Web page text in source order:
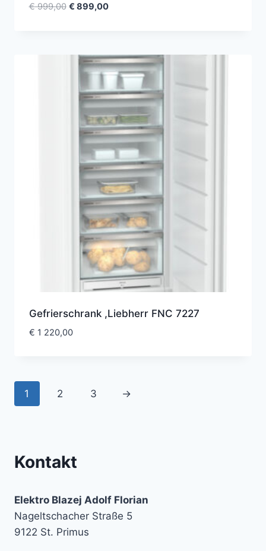
€999,00 Ursprünglicher
€ 899,00Aktueller
Gefrierschrank ,Liebherr FNC 7227
€ 1 220,00
1 2 3 →
Kontakt
Elektro Blazej Adolf Florian
Nageltschacher Straße 5
9122 St. Primus